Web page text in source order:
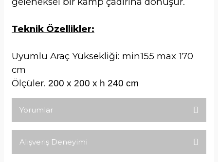
Teknik Özellikler:
Uyumlu Araç Yüksekliği: min155 max 170
cm
Ölçüler. 200 x 200 x h 240 cm
Yorumlar
Alışveriş Deneyimi